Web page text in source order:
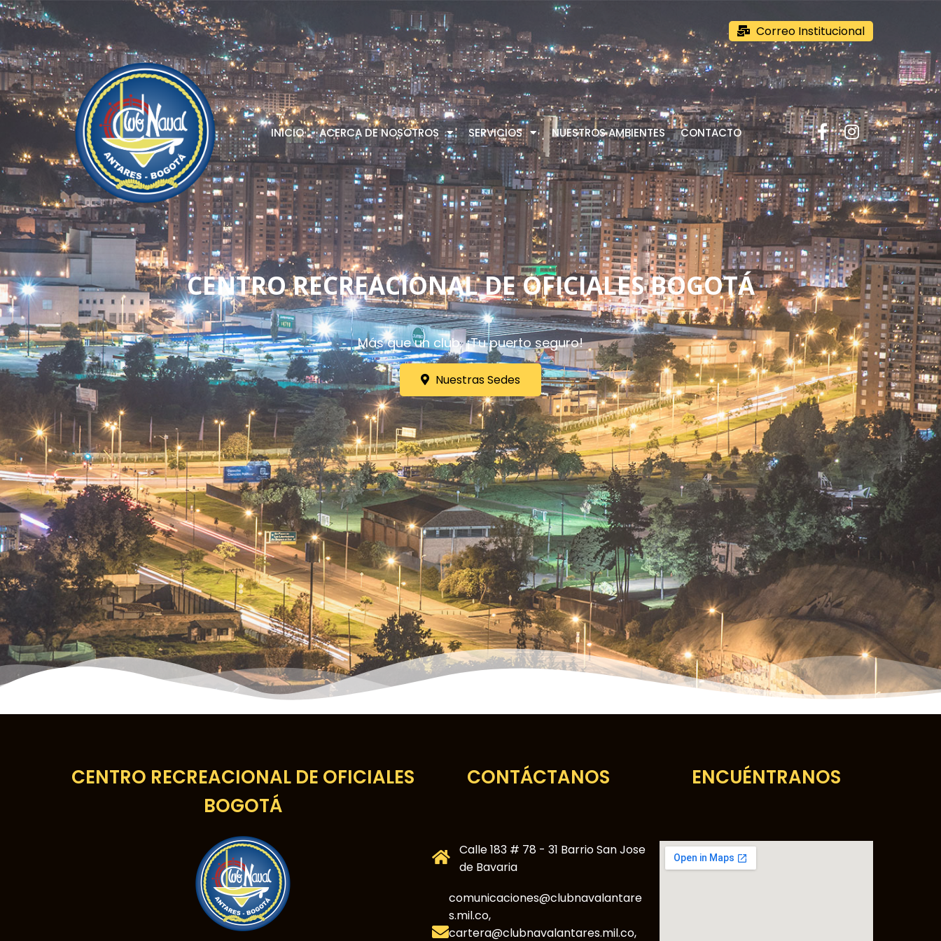
Correo Institucional
INICIO ACERCA DE NOSOTROS SERVICIOS NUESTROS AMBIENTES CONTACTO
CENTRO RECREACIONAL DE OFICIALES BOGOTÁ
Más que un club, ¡Tu puerto seguro!
Nuestras Sedes
CENTRO RECREACIONAL DE OFICIALES
BOGOTÁ
CONTÁCTANOS
Calle 183 # 78 - 31 Barrio San Jose
de Bavaria
comunicaciones@clubnavalantare
s.mil.co,
cartera@clubnavalantares.mil.co,
ENCUÉNTRANOS